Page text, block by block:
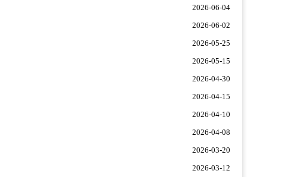
2026-06-04
2026-06-02
2026-05-25
2026-05-15
2026-04-30
2026-04-15
2026-04-10
2026-04-08
2026-03-20
2026-03-12